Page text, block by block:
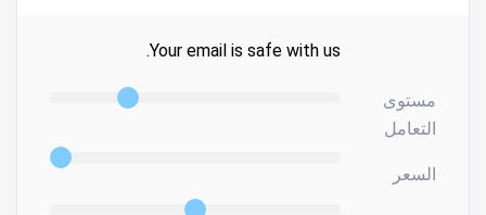
Your email is safe with us.
مستوى
التعامل
السعر